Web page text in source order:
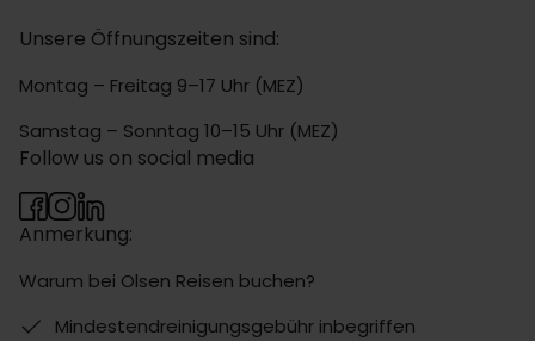
Unsere Öffnungszeiten sind:
Montag – Freitag 9–17 Uhr (MEZ)
Samstag – Sonntag 10–15 Uhr (MEZ)
Anmerkung:
Warum bei Olsen Reisen buchen?
Mindestendreinigungsgebühr inbegriffen
Follow us on social media